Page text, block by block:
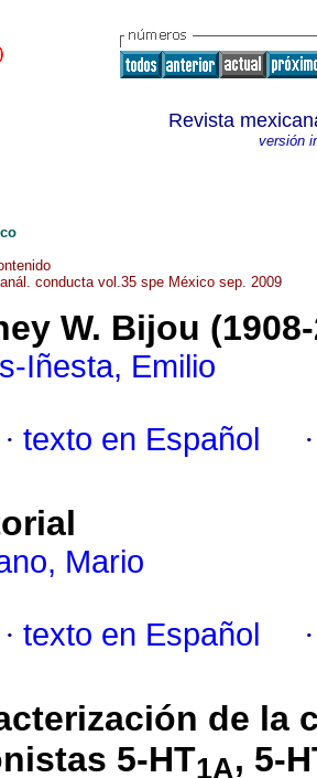
Revista
versión
conducta vol.35 spe México sep. 2009
W. Bijou
Iñesta, Emilio
· texto en Español
Mario
· texto en Español
de la
5-HT1A, 5-